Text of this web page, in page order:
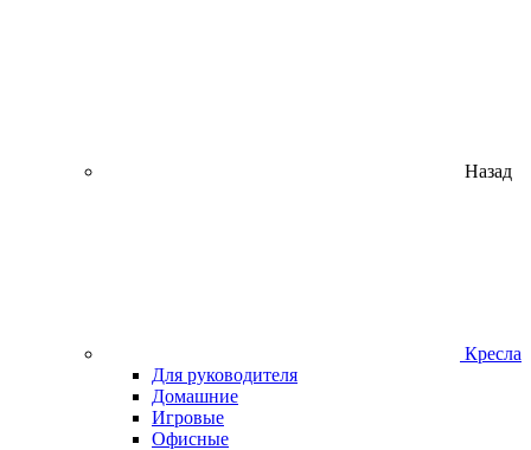
Назад
Кресла
Для руководителя
Домашние
Игровые
Офисные